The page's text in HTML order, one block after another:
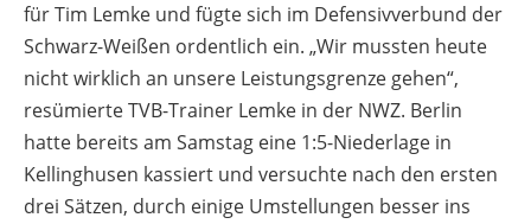
für Tim Lemke und fügte sich im Defensivverbund der
Schwarz-Weißen ordentlich ein. „Wir mussten heute
nicht wirklich an unsere Leistungsgrenze gehen“,
resümierte TVB-Trainer Lemke in der NWZ. Berlin
hatte bereits am Samstag eine 1:5-Niederlage in
Kellinghusen kassiert und versuchte nach den ersten
drei Sätzen, durch einige Umstellungen besser ins